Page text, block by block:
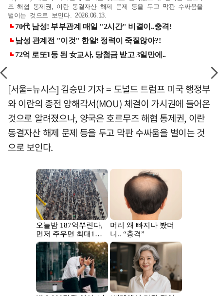
즈 해협 통제권, 이란 동결자산 해제 문제 등을 두고 막판 수싸움을
벌이는 것으로 보인다. 2026.06.13.
[서울=뉴시스] 김승민 기자 = 도널드 트럼프 미국 행정부
와 이란의 종전 양해각서(MOU) 체결이 가시권에 들어온
것으로 알려졌으나, 양국은 호르무즈 해협 통제권, 이란
동결자산 해제 문제 등을 두고 막판 수싸움을 벌이는 것
으로 보인다.